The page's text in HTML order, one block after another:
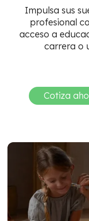
Impulsa sus
profesional
acceso a
carrera o
Cotiza